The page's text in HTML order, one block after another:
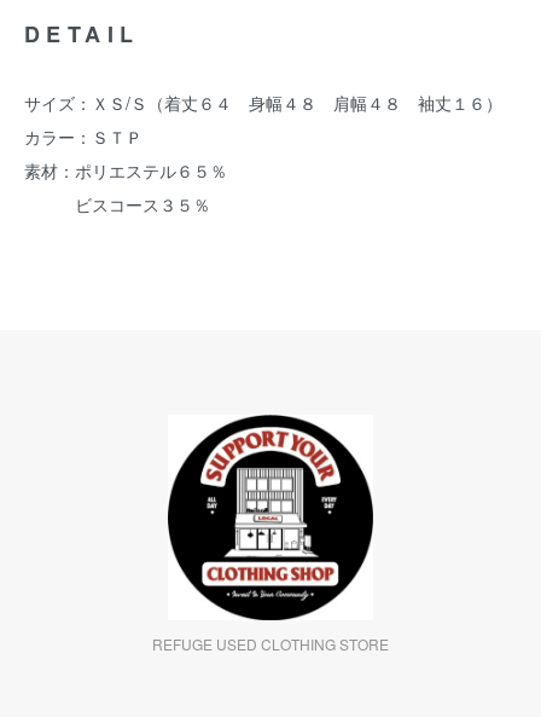
DETAIL
サイズ：ＸＳ/Ｓ（着丈６４ 身幅４８ 肩幅４８ 袖丈１６）
カラー：ＳＴＰ
素材：ポリエステル６５％
ビスコース３５％
REFUGE USED CLOTHING STORE